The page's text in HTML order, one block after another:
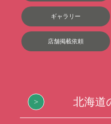
ギャラリー
店舗掲載依頼
北海道